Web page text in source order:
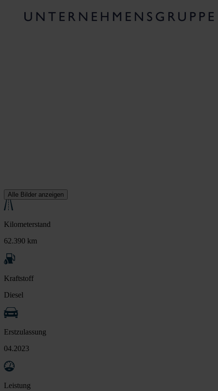
Alle Bilder anzeigen
Kilometerstand
62.390 km
Kraftstoff
Diesel
Erstzulassung
04.2023
Leistung